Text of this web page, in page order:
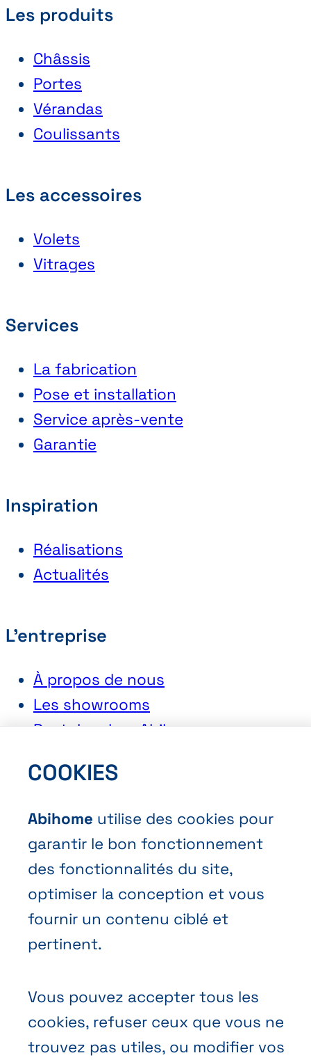
Conditions générales de vente
Politique vie privée
Les produits
Châssis
Portes
Vérandas
Coulissants
Les accessoires
Volets
Vitrages
Services
La fabrication
Pose et installation
Service après-vente
Garantie
Inspiration
Réalisations
Actualités
L'entreprise
À propos de nous
Les showrooms
Postuler chez Abihome
Demander une offre
Prendre rendez-vous
Nous contacter
COOKIES
Abihome utilise des cookies pour
garantir le bon fonctionnement
des fonctionnalités du site,
optimiser la conception et vous
fournir un contenu ciblé et
pertinent.
Vous pouvez accepter tous les
cookies, refuser ceux que vous ne
trouvez pas utiles, ou modifier vos